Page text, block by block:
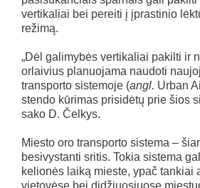
vertikaliai bei pereiti į įprastinio
režimą.
„Dėl galimybės vertikaliai pakilti ir
orlaivius planuojama naudoti
transporto sistemoje (angl. Urban
stendo kūrimas prisidėtų prie šios
sako D. Čelkys.
Miesto oro transporto sistema –
besivystanti sritis. Tokia sistema
kelionės laiką mieste, ypač tankiai